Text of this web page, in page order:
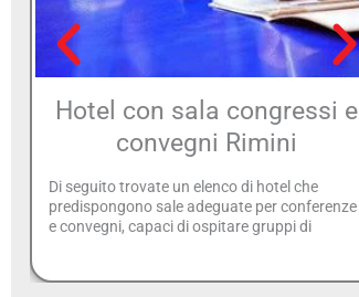
Hotel con sala congressi e
convegni Rimini
Di seguito trovate un elenco di hotel che
predispongono sale adeguate per conferenze
e convegni, capaci di ospitare gruppi di